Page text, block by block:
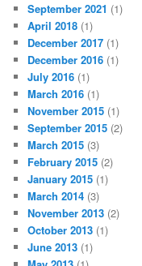
September 2021 (1)
April 2018 (1)
December 2017 (1)
December 2016 (1)
July 2016 (1)
March 2016 (1)
November 2015 (1)
September 2015 (2)
March 2015 (3)
February 2015 (2)
January 2015 (1)
March 2014 (3)
November 2013 (2)
October 2013 (1)
June 2013 (1)